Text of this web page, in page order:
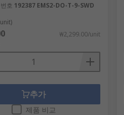
호 192387 EMS2-DO-T-9-SWD
₩2,299.00/unit
추가
제품 비교